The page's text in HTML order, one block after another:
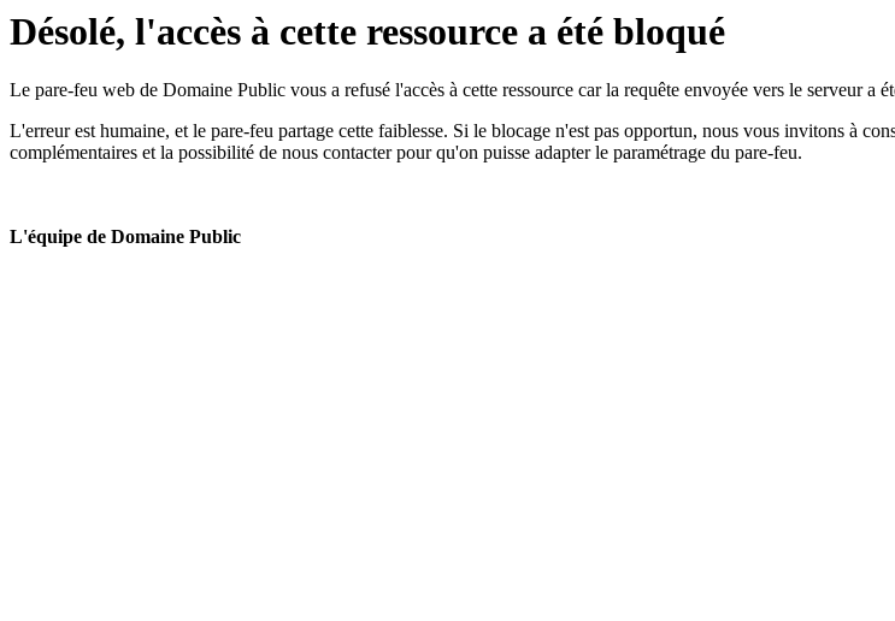
Désolé, l'accès à cette ressource a été bloqué
Le pare-feu web de Domaine Public vous a refusé l'accès à cette ressource car la requête envoyée vers le serveur a
L'erreur est humaine, et le pare-feu partage cette faiblesse. Si le blocage n'est pas opportun, nous vous invitons à
complémentaires et la possibilité de nous contacter pour qu'on puisse adapter le paramétrage du pare-feu.
L'équipe de Domaine Public